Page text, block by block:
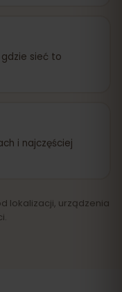
sieć to
i najczęściej
lokalizacji, urządzenia